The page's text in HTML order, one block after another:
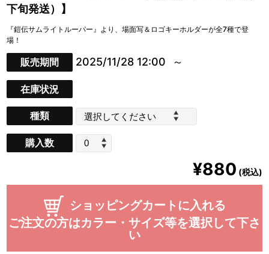
下旬発送）】
『鎧伝サムライトルーパー』より、場面写＆ロゴキーホルダーが全7種で登
場！
販売期間 2025/11/28 12:00
在庫状況
種類
購入数
¥880 (税込)
ショッピングカートに入れる
ご注文の方はカラー・サイズ等を選択して下さ
い